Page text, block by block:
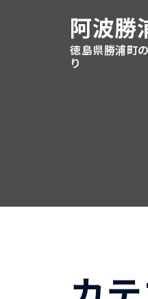
阿波勝
徳島県勝浦町
り